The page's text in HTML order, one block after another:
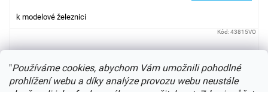
"Používáme cookies, abychom Vám umožnili pohodlné
prohlížení webu a díky analýze provozu webu neustále
k modelové železnici
Kód:43815VO